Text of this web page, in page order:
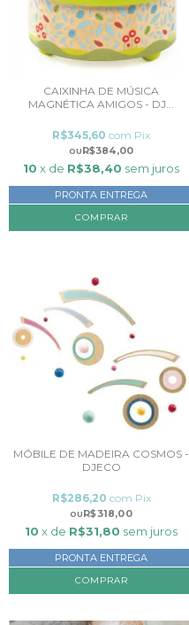
CAIXINHA DE MÚSICA
MAGNÉTICA AMIGOS - DJ...
R$384,00
R$345,60 com Pix
10 x de R$38,40 sem juros
PRONTA ENTREGA
MÓBILE DE MADEIRA COSMOS -
DJECO
R$318,00
R$286,20 com Pix
10 x de R$31,80 sem juros
PRONTA ENTREGA